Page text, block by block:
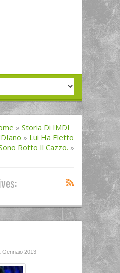
» Storia Di IMDI
» Lui Ha Eletto
Rotto Il Cazzo. »
Gennaio 2013